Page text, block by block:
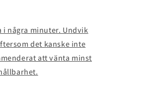
i några minuter. Undvik
det kanske inte
att vänta minst